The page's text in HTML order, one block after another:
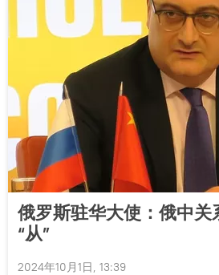
俄罗斯驻华大使：俄中关
“从”
2024年10月1日, 13:39